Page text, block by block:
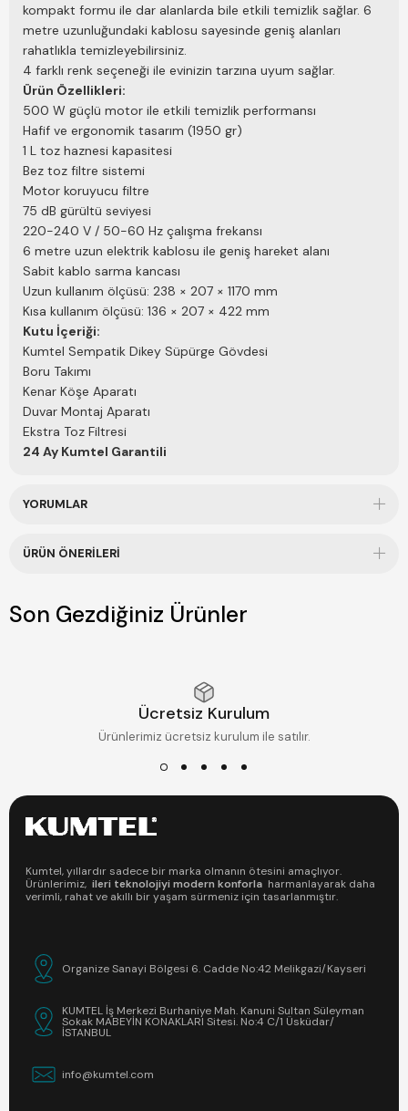
kompakt formu ile dar alanlarda bile etkili temizlik sağlar. 6
metre uzunluğundaki kablosu sayesinde geniş alanları
rahatlıkla temizleyebilirsiniz.
4 farklı renk seçeneği ile evinizin tarzına uyum sağlar.
Ürün Özellikleri:
500 W güçlü motor ile etkili temizlik performansı
Hafif ve ergonomik tasarım (1950 gr)
1 L toz haznesi kapasitesi
Bez toz filtre sistemi
Motor koruyucu filtre
75 dB gürültü seviyesi
220-240 V / 50-60 Hz çalışma frekansı
6 metre uzun elektrik kablosu ile geniş hareket alanı
Sabit kablo sarma kancası
Uzun kullanım ölçüsü: 238 × 207 × 1170 mm
Kısa kullanım ölçüsü: 136 × 207 × 422 mm
Kutu İçeriği:
Kumtel Sempatik Dikey Süpürge Gövdesi
Boru Takımı
Kenar Köşe Aparatı
Duvar Montaj Aparatı
Ekstra Toz Filtresi
24 Ay Kumtel Garantili
YORUMLAR
ÜRÜN ÖNERILERI
Son Gezdiğiniz Ürünler
Ücretsiz Kurulum
Ürünlerimiz ücretsiz kurulum ile satılır.
Kumtel, yıllardır sadece bir marka olmanın ötesini amaçlıyor.
Ürünlerimiz, ileri teknolojiyi modern konforla harmanlayarak daha
verimli, rahat ve akıllı bir yaşam sürmeniz için tasarlanmıştır.
Organize Sanayi Bölgesi 6. Cadde No:42 Melikgazi/Kayseri
KUMTEL İş Merkezi Burhaniye Mah. Kanuni Sultan Süleyman
Sokak MABEYİN KONAKLARI Sitesi. No:4 C/1 Üsküdar/
İSTANBUL
info@kumtel.com